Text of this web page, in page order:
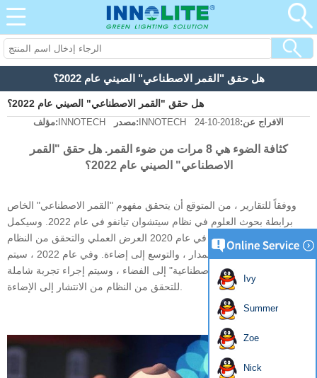
هل حقق "القمر الاصطناعي" الصيني عام 2022؟
هل حقق "القمر الاصطناعي" الصيني عام 2022؟
مؤلف: INNOTECH مصدر: INNOTECH الافراج عن:2018-10-24
كثافة الضوء هي 8 مرات من ضوء القمر. هل حقق "القمر
الاصطناعي" الصيني عام 2022؟
ووفقاً للتقارير ، من المتوقع أن يتحقق مفهوم "القمر الاصطناعي" الخاص
برابطة بحوث العلوم في نظام سيتشوان تيانفو في عام 2022. وسيكمل
"القمر الاصطناعي" الأول في عام 2020 العرض العملي والتحقق من النظام
بأكمله من الإطلاق ، والمدار ، والتوسع إلى إضاءة. وفي عام 2022 ، سيتم
إطلاق ثلاثة "أقمار اصطناعية" إلى الفضاء ، وسيتم إجراء تجربة شاملة
Ivy
Summer
Zoe
Nick